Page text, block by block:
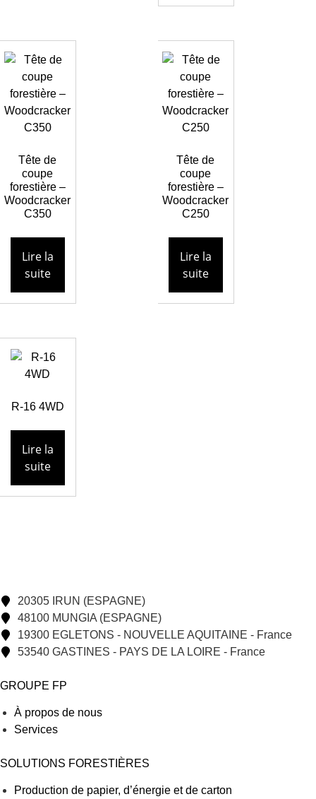
Tête de
coupe
forestière –
Woodcracker
C350
Lire la
suite
Tête de
coupe
forestière –
Woodcracker
C250
Lire la
suite
R-16 4WD
Lire la
suite
20305 IRUN (ESPAGNE)
48100 MUNGIA (ESPAGNE)
19300 EGLETONS - NOUVELLE AQUITAINE - France
53540 GASTINES - PAYS DE LA LOIRE - France
GROUPE FP
À propos de nous
Services
SOLUTIONS FORESTIÈRES
Production de papier, d’énergie et de carton